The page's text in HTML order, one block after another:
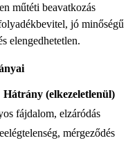
műtéti beavatkozás
jó minőségű
elengedhetetlen.
Hátrány (elkezeletlenül)
fájdalom, elzáródás
mérgeződés